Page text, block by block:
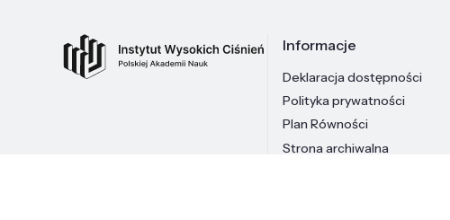
Informacje
Deklaracja dostępności
Polityka prywatności
Plan Równości
Strona archiwalna